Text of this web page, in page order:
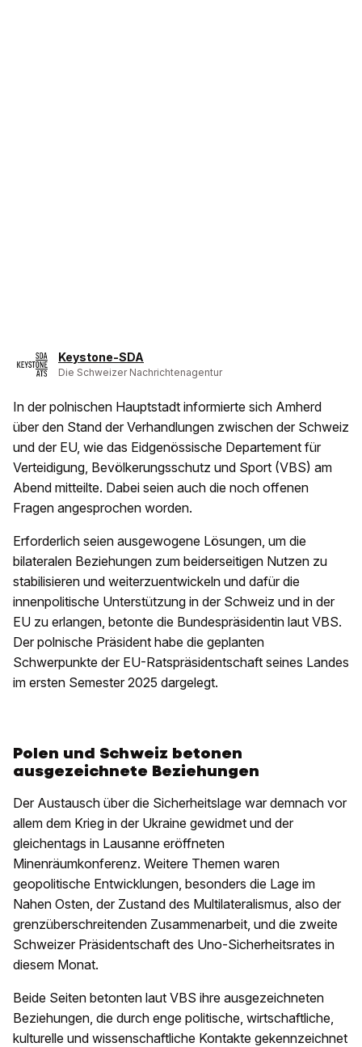
Keystone-SDA
Die Schweizer Nachrichtenagentur
In der polnischen Hauptstadt informierte sich Amherd
über den Stand der Verhandlungen zwischen der Schweiz
und der EU, wie das Eidgenössische Departement für
Verteidigung, Bevölkerungsschutz und Sport (VBS) am
Abend mitteilte. Dabei seien auch die noch offenen
Fragen angesprochen worden.
Erforderlich seien ausgewogene Lösungen, um die
bilateralen Beziehungen zum beiderseitigen Nutzen zu
stabilisieren und weiterzuentwickeln und dafür die
innenpolitische Unterstützung in der Schweiz und in der
EU zu erlangen, betonte die Bundespräsidentin laut VBS.
Der polnische Präsident habe die geplanten
Schwerpunkte der EU-Ratspräsidentschaft seines Landes
im ersten Semester 2025 dargelegt.
Polen und Schweiz betonen
ausgezeichnete Beziehungen
Der Austausch über die Sicherheitslage war demnach vor
allem dem Krieg in der Ukraine gewidmet und der
gleichentags in Lausanne eröffneten
Minenräumkonferenz. Weitere Themen waren
geopolitische Entwicklungen, besonders die Lage im
Nahen Osten, der Zustand des Multilateralismus, also der
grenzüberschreitenden Zusammenarbeit, und die zweite
Schweizer Präsidentschaft des Uno-Sicherheitsrates in
diesem Monat.
Beide Seiten betonten laut VBS ihre ausgezeichneten
Beziehungen, die durch enge politische, wirtschaftliche,
kulturelle und wissenschaftliche Kontakte gekennzeichnet